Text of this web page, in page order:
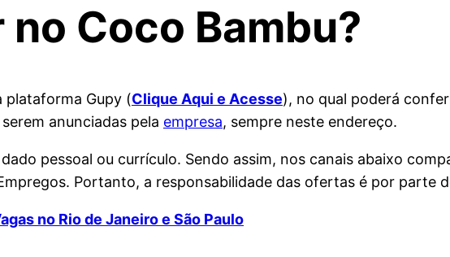
Coco Bambu?
plataforma Gupy (Clique Aqui e Acesse), no qual poderá
anunciadas pela empresa, sempre neste endereço.
pessoal ou currículo. Sendo assim, nos canais abaixo
Portanto, a responsabilidade das ofertas é por parte
no Rio de Janeiro e São Paulo